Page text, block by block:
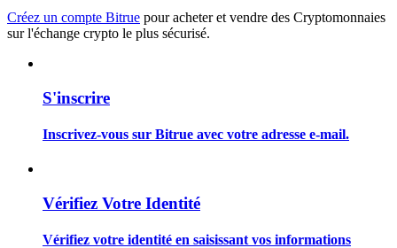
Créez un compte Bitrue pour acheter et vendre des Cryptomonnaies
sur l'échange crypto le plus sécurisé.
S'inscrire
Inscrivez-vous sur Bitrue avec votre adresse e-mail.
Vérifiez Votre Identité
Vérifiez votre identité en saisissant vos informations